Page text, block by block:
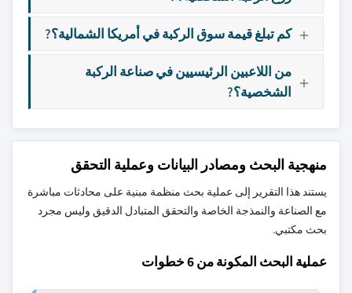
كم تبلغ قيمة سوق الركبة في أمريكا الشمالية؟?
من اللاعبين الرئيسيين في صناعة الركبة
الشخصية؟?
منهجية البحث ومصادر البيانات وعملية التحقق
يستند هذا التقرير إلى عملية بحث منظمة مبنية على محادثات مباشرة
مع الصناعة والنمذجة الخاصة والتحقق المتبادل الدقيق وليس مجرد
بحث مكتبي.
عملية البحث المكونة من 6 خطوات